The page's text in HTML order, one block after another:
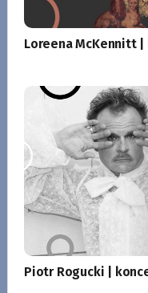
Loreena McKennitt
Piotr Rogucki |